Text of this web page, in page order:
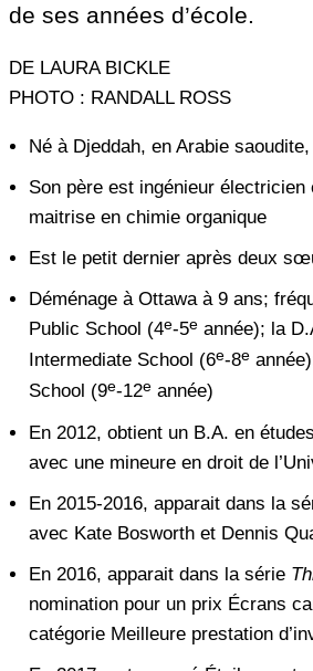
de ses années d’école.
DE LAURA BICKLE
PHOTO : RANDALL ROSS
Né à Djeddah, en Arabie
Son père est ingénieur électricien
maitrise en chimie organique
Est le petit dernier après deux
Déménage à Ottawa à 9 ans;
Public School (4e-5e année); la
Intermediate School (6e-8e
School (9e-12e année)
En 2012, obtient un B.A. en
avec une mineure en droit de
En 2015-2016, apparait dans la
avec Kate Bosworth et Dennis
En 2016, apparait dans la série
nomination pour un prix Écrans
catégorie Meilleure prestation